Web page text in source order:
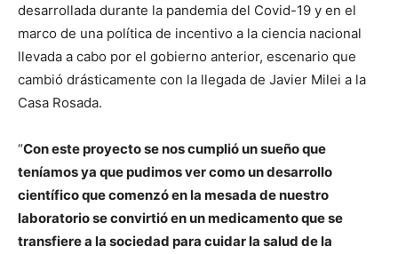
desarrollada durante la pandemia del Covid-19 y en el
marco de una política de incentivo a la ciencia nacional
llevada a cabo por el gobierno anterior, escenario que
cambió drásticamente con la llegada de Javier Milei a la
Casa Rosada.
“Con este proyecto se nos cumplió un sueño que
teníamos ya que pudimos ver como un desarrollo
científico que comenzó en la mesada de nuestro
laboratorio se convirtió en un medicamento que se
transfiere a la sociedad para cuidar la salud de la